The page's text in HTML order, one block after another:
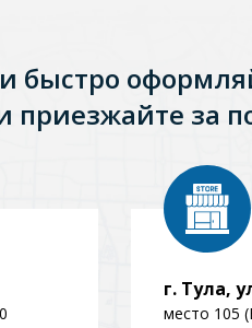
быстро
приезжайте за
г. Тула,
место 105